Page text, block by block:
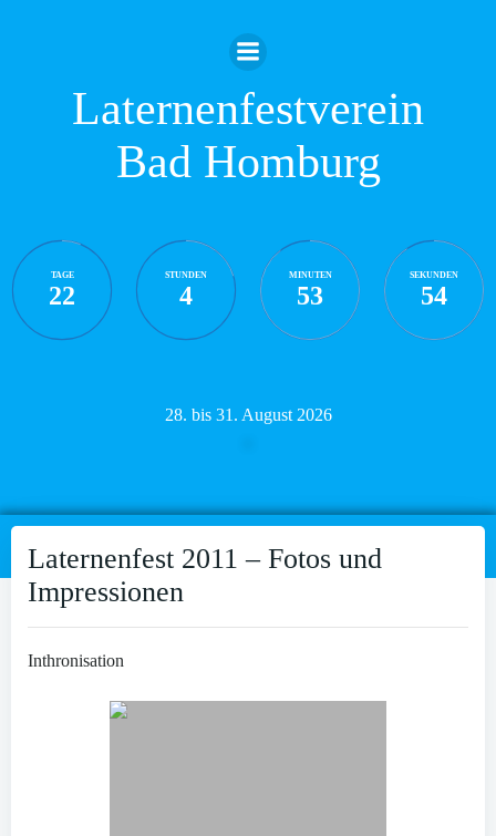
Inhalt
springen
Laternenfestverein
Bad Homburg
TAGE
22
STUNDEN
4
MINUTEN
53
SEKUNDEN
53
28. bis 31. August 2026
Laternenfest 2011 – Fotos und
Impressionen
Inthronisation